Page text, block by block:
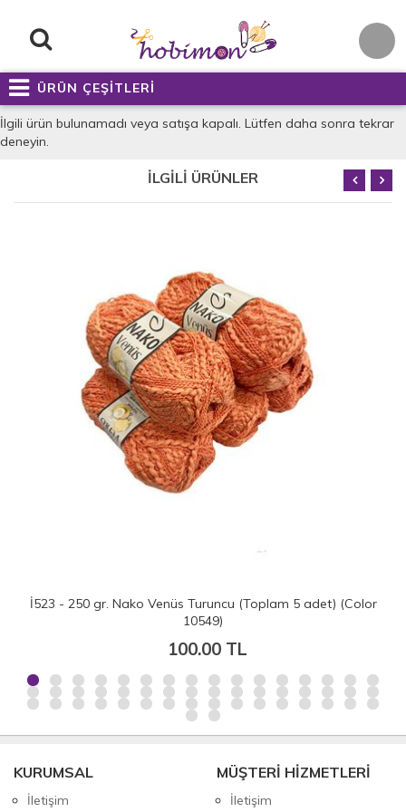
ÜRÜN ÇEŞİTLERİ
İlgili ürün bulunamadı veya satışa kapalı. Lütfen daha sonra tekrar
deneyin.
İLGİLİ ÜRÜNLER
(Toplam 5 adet) (Color
İH4779 - 500 gr. (5 Adet) Lanoso
KURUMSAL
İletişim
MÜŞTERİ HİZMETLERİ
İletişim